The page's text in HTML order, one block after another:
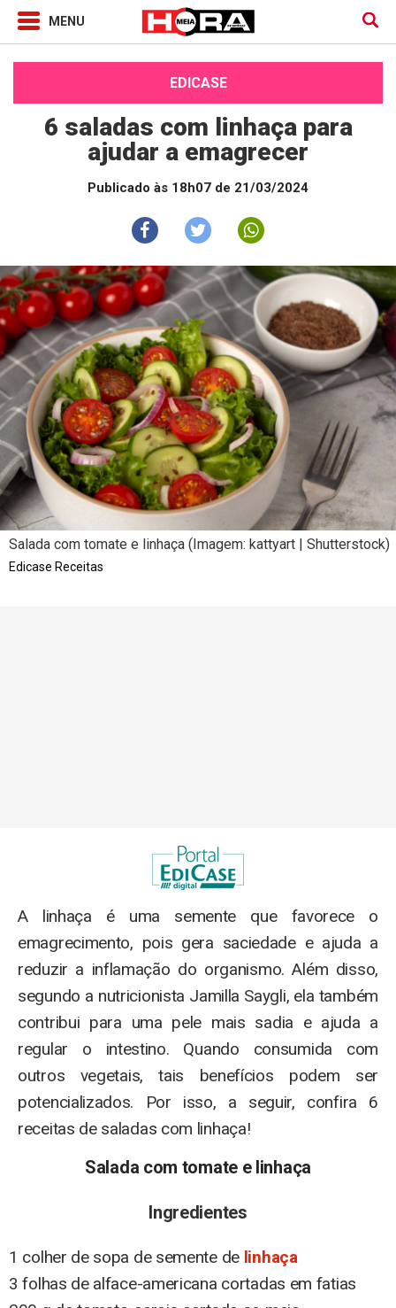
EDICASE
6 saladas com linhaça para
ajudar a emagrecer
Publicado às 18h07 de 21/03/2024
Salada com tomate e linhaça (Imagem: kattyart | Shutterstock)
Edicase Receitas
A linhaça é uma semente que favorece o
emagrecimento, pois gera saciedade e ajuda a
reduzir a inflamação do organismo. Além disso,
segundo a nutricionista Jamilla Saygli, ela também
contribui para uma pele mais sadia e ajuda a
regular o intestino. Quando consumida com
outros vegetais, tais benefícios podem ser
potencializados. Por isso, a seguir, confira 6
receitas de saladas com linhaça!
Salada com tomate e linhaça
Ingredientes
1 colher de sopa de semente de linhaça
3 folhas de alface-americana cortadas em fatias